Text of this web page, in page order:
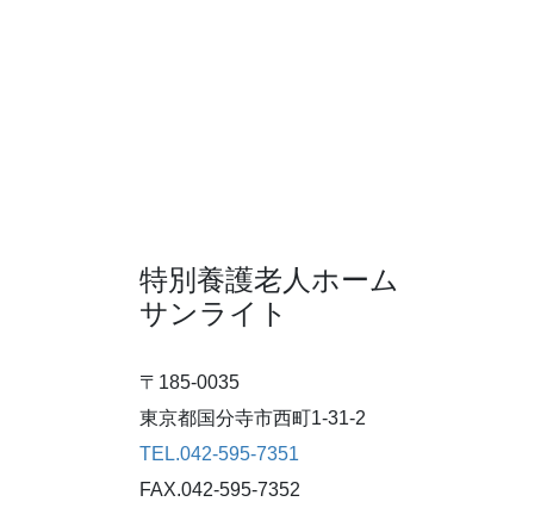
特別養護老人ホーム
サンライト
〒185-0035
東京都国分寺市西町1-31-2
TEL.042-595-7351
FAX.042-595-7352